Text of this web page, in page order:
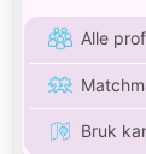
Alle
Bruk